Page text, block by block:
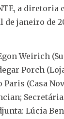
a diretoria
janeiro de
Weirich
Porch
(Casa
Lúcia